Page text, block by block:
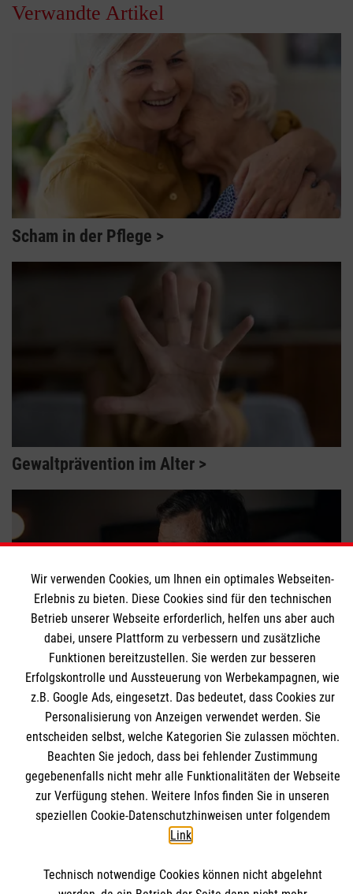
Verwandte Artikel
Scham in der Pflege
Gewaltprävention im Alter
Suizidprävention im Alter
Themenübersicht Über dieses Magazin
Kontakt Impressum
Wir verwenden Cookies, um Ihnen ein optimales Webseiten-
Erlebnis zu bieten. Diese Cookies sind für den technischen
Betrieb unserer Webseite erforderlich, helfen uns aber auch
dabei, unsere Plattform zu verbessern und zusätzliche
Funktionen bereitzustellen. Sie werden zur besseren
Erfolgskontrolle und Aussteuerung von Werbekampagnen, wie
z.B. Google Ads, eingesetzt. Das bedeutet, dass Cookies zur
Personalisierung von Anzeigen verwendet werden. Sie
entscheiden selbst, welche Kategorien Sie zulassen möchten.
Beachten Sie jedoch, dass bei fehlender Zustimmung
gegebenenfalls nicht mehr alle Funktionalitäten der Webseite
zur Verfügung stehen. Weitere Infos finden Sie in unseren
speziellen Cookie-Datenschutzhinweisen unter folgendem
Link
Technisch notwendige Cookies können nicht abgelehnt